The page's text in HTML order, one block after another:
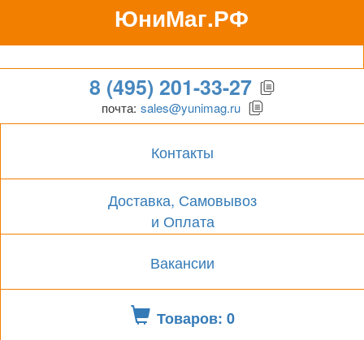
ЮниМаг.РФ
Гипермаркет для бизнеса
8 (495) 201-33-27
почта: sales@yunimag.ru
Контакты
Доставка, Самовывоз
и Оплата
Вакансии
Товаров: 0